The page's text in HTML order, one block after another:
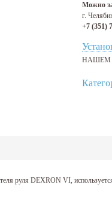
Можно
г.
+7 (351)
НАШЕМ
руля DEXRON VI,